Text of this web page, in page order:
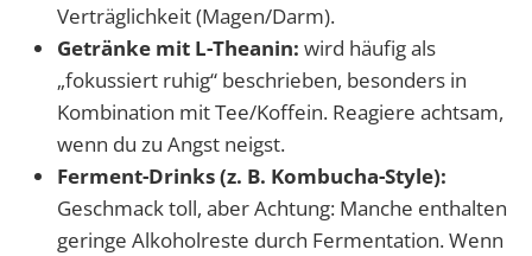
Verträglichkeit (Magen/Darm).
Getränke mit L-Theanin: wird häufig als
„fokussiert ruhig“ beschrieben, besonders in
Kombination mit Tee/Koffein. Reagiere achtsam,
wenn du zu Angst neigst.
Ferment-Drinks (z. B. Kombucha-Style):
Geschmack toll, aber Achtung: Manche enthalten
geringe Alkoholreste durch Fermentation. Wenn